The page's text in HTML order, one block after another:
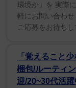
【問題２】四文
大きな才能を持
だという意味です
環境か」を 実際
軽にお問い合わ
ご応募をお待ちし
「覚えること
梱包/ルーティ
迎/20~30代活